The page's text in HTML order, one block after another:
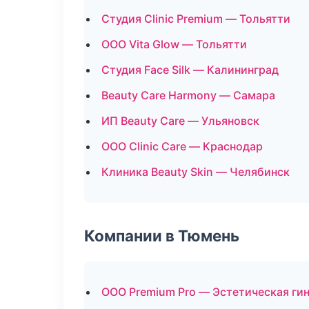
Студия Clinic Premium — Тольятти
ООО Vita Glow — Тольятти
Студия Face Silk — Калининград
Beauty Care Harmony — Самара
ИП Beauty Care — Ульяновск
ООО Clinic Care — Краснодар
Клиника Beauty Skin — Челябинск
Компании в Тюмень
ООО Premium Pro — Эстетическая